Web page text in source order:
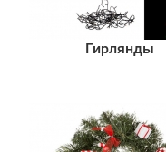
Гирлянды